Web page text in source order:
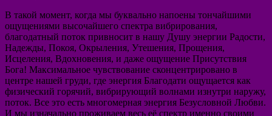
В такой момент, когда мы буквально напоены тончайшими
ощущениями высочайшего спектра вибрирования,
благодатный поток привносит в нашу Душу энергии Радости,
Надежды, Покоя, Окрыления, Утешения, Прощения,
Исцеления, Вдохновения, и даже ощущение Присутствия
Бога! Максимальное чувствование сконцентрировано в
центре нашей груди, где энергия Благодати ощущается как
физический горячий, вибрирующий волнами изнутри наружу,
поток. Все это есть многомерная энергия Безусловной Любви.
И мы изначально проживаем весь её спектр именно своими